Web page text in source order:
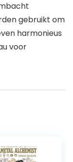
gebruikt om
harmonieus
voor